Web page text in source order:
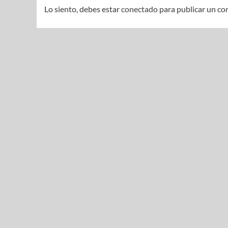
Lo siento, debes estarconectado para publicar un